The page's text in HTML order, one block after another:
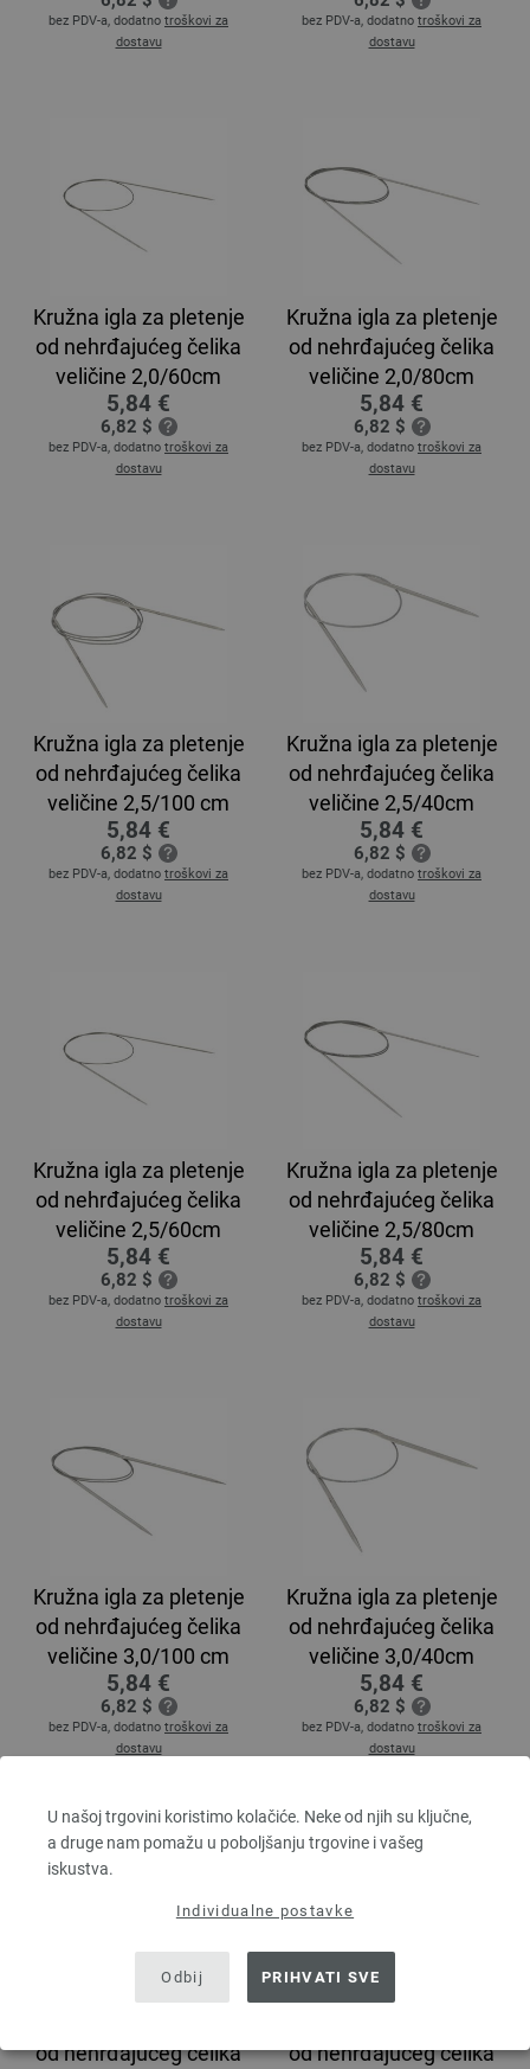
U našoj trgovini koristimo kolačiće. Neke od njih su ključne,
a druge nam pomažu u poboljšanju trgovine i vašeg
iskustva.
Individualne postavke
Odbij PRIHVATI SVE
bez PDV-a, dodatno troškovi za
dostavu
bez PDV-a, dodatno troškovi za
dostavu
Kružna igla za pletenje
od nehrđajućeg čelika
veličine 2,0/60cm
5,84 €
6,82 $
bez PDV-a, dodatno troškovi za
dostavu
Kružna igla za pletenje
od nehrđajućeg čelika
veličine 2,0/80cm
5,84 €
6,82 $
bez PDV-a, dodatno troškovi za
dostavu
Kružna igla za pletenje
od nehrđajućeg čelika
veličine 2,5/100 cm
5,84 €
6,82 $
bez PDV-a, dodatno troškovi za
dostavu
Kružna igla za pletenje
od nehrđajućeg čelika
veličine 2,5/40cm
5,84 €
6,82 $
bez PDV-a, dodatno troškovi za
dostavu
Kružna igla za pletenje
od nehrđajućeg čelika
veličine 2,5/60cm
5,84 €
6,82 $
bez PDV-a, dodatno troškovi za
dostavu
Kružna igla za pletenje
od nehrđajućeg čelika
veličine 2,5/80cm
5,84 €
6,82 $
bez PDV-a, dodatno troškovi za
dostavu
Kružna igla za pletenje
od nehrđajućeg čelika
veličine 3,0/100 cm
5,84 €
6,82 $
bez PDV-a, dodatno troškovi za
dostavu
Kružna igla za pletenje
od nehrđajućeg čelika
veličine 3,0/40cm
5,84 €
6,82 $
bez PDV-a, dodatno troškovi za
dostavu
od nehrđajućeg čelika
od nehrđajućeg čelika